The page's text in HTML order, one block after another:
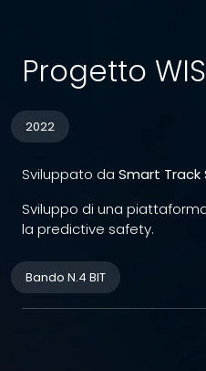
Progetto
2022
Sviluppato da Smart Track
Sviluppo di una
la predictive safety.
Bando N.4 BIT